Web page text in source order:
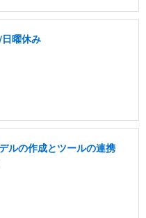
曜休み
ルの作成とツールの連携